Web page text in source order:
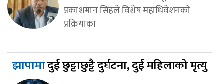
प्रकाशमान सिंहले विशेष महाधिवेशनको
प्रक्रियाका
झापामादुई छुट्टाछुट्टै दुर्घटना, दुई महिलाको मृत्यु